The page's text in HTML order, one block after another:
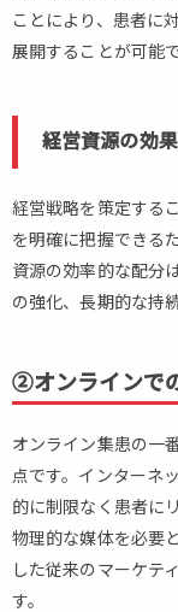
ことにより、患者に
展開することが可能で
経営資源の効
経営戦略を策定する
を明確に把握できる
資源の効率的な配分
の強化、長期的な持
②オンラインで
オンライン集患の一
点です。インターネ
的に制限なく患者に
物理的な媒体を必要
した従来のマーケテ
す。